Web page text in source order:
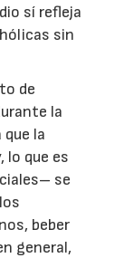
sí refleja
sin
de
la
la
lo que es
se
beber
general,